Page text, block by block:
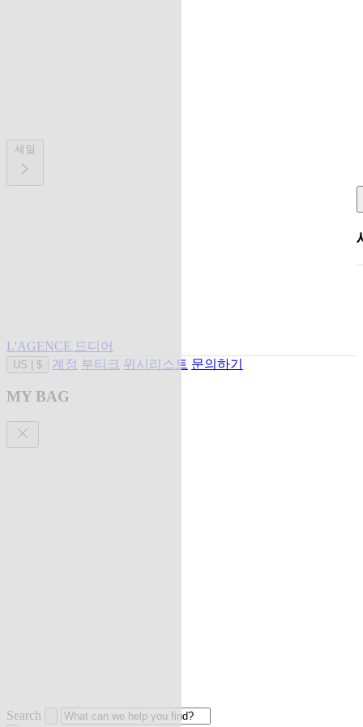
세일
L'AGENCE 드디어
US $ 계정 부티크 위시리스트 문의하기
MY BAG
Search